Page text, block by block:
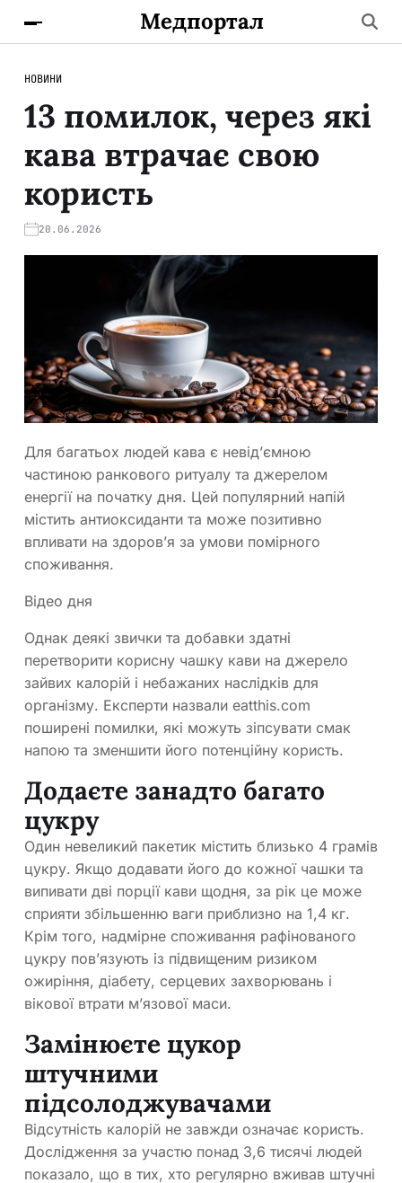
Медпортал
НОВИНИ
13 помилок, через які
кава втрачає свою
користь
20.06.2026
Для багатьох людей кава є невід’ємною
частиною ранкового ритуалу та джерелом
енергії на початку дня. Цей популярний напій
містить антиоксиданти та може позитивно
впливати на здоров’я за умови помірного
споживання.
Відео дня
Однак деякі звички та добавки здатні
перетворити корисну чашку кави на джерело
зайвих калорій і небажаних наслідків для
організму. Експерти назвали eatthis.com
поширені помилки, які можуть зіпсувати смак
напою та зменшити його потенційну користь.
Додаєте занадто багато
цукру
Один невеликий пакетик містить близько 4 грамів
цукру. Якщо додавати його до кожної чашки та
випивати дві порції кави щодня, за рік це може
сприяти збільшенню ваги приблизно на 1,4 кг.
Крім того, надмірне споживання рафінованого
цукру пов’язують із підвищеним ризиком
ожиріння, діабету, серцевих захворювань і
вікової втрати м’язової маси.
Замінюєте цукор
штучними
підсолоджувачами
Відсутність калорій не завжди означає користь.
Дослідження за участю понад 3,6 тисячі людей
показало, що в тих, хто регулярно вживав штучні